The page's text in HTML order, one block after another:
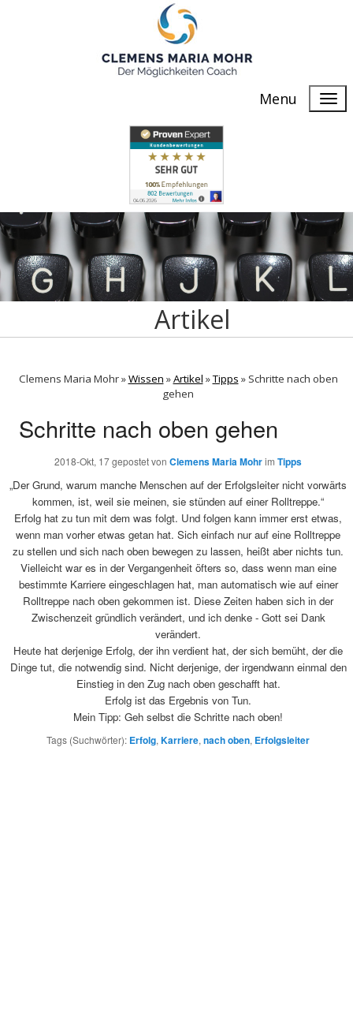
Menu
Artikel
Clemens Maria Mohr »Wissen »Artikel »Tipps » Schritte nach oben
gehen
Schritte nach oben gehen
2018-Okt, 17gepostet von Clemens Maria Mohrim Tipps
„Der Grund, warum manche Menschen auf der Erfolgsleiter nicht vorwärts
kommen, ist, weil sie meinen, sie stünden auf einer Rolltreppe.“
Erfolg hat zu tun mit dem was folgt. Und folgen kann immer erst etwas,
wenn man vorher etwas getan hat. Sich einfach nur auf eine Rolltreppe
zu stellen und sich nach oben bewegen zu lassen, heißt aber nichts tun.
Vielleicht war es in der Vergangenheit öfters so, dass wenn man eine
bestimmte Karriere eingeschlagen hat, man automatisch wie auf einer
Rolltreppe nach oben gekommen ist. Diese Zeiten haben sich in der
Zwischenzeit gründlich verändert, und ich denke - Gott sei Dank
verändert.
Heute hat derjenige Erfolg, der ihn verdient hat, der sich bemüht, der die
Dinge tut, die notwendig sind. Nicht derjenige, der irgendwann einmal den
Einstieg in den Zug nach oben geschafft hat.
Erfolg ist das Ergebnis von Tun.
Mein Tipp: Geh selbst die Schritte nach oben!
Tags (Suchwörter): Erfolg,Karriere,nach oben, Erfolgsleiter